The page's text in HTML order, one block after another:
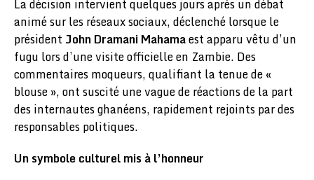
La décision intervient quelques jours après un débat
animé sur les réseaux sociaux, déclenché lorsque le
président John Dramani Mahamaest apparu vêtu d’un
fugu lors d’une visite officielle en Zambie. Des
commentaires moqueurs, qualifiant la tenue de «
blouse », ont suscité une vague de réactions de la part
des internautes ghanéens, rapidement rejoints par des
responsables politiques.
Un symbole culturel mis à l’honneur